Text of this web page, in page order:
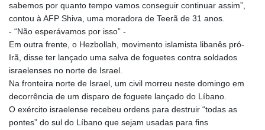
sabemos por quanto tempo vamos conseguir continuar assim”,
contou à AFP Shiva, uma moradora de Teerã de 31 anos.
- “Não esperávamos por isso” -
Em outra frente, o Hezbollah, movimento islamista libanês pró-
Irã, disse ter lançado uma salva de foguetes contra soldados
israelenses no norte de Israel.
Na fronteira norte de Israel, um civil morreu neste domingo em
decorrência de um disparo de foguete lançado do Líbano.
O exército israelense recebeu ordens para destruir “todas as
pontes” do sul do Líbano que sejam usadas para fins